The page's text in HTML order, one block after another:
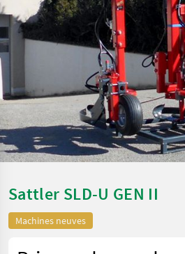
Sattler SLD-U GEN II
Machines neuves